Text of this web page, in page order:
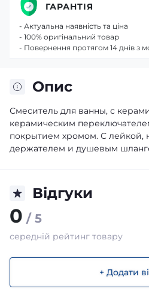
Опис
Смеситель для ванны, с
керамическим
покрытием хромом. С лейкой,
держателем и душевым
Відгуки
0 / 5
середній рейтинг товару
+ Додати
ГАРАНТІЯ
- Актуальна наявність та ціна
- 100% оригінальний товар
- Повернення протягом 14 днів з